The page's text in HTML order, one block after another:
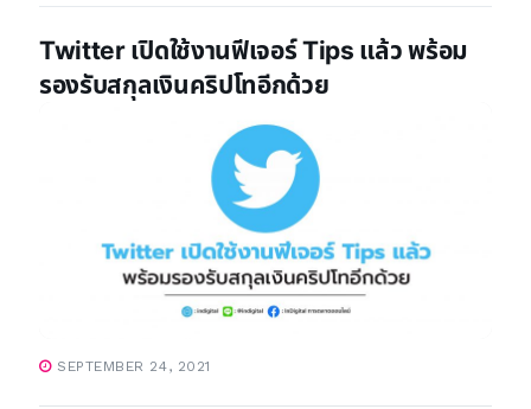
Twitter เปิดใช้งานฟีเจอร์ Tips แล้ว พร้อม
รองรับสกุลเงินคริปโทอีกด้วย
SEPTEMBER 24, 2021